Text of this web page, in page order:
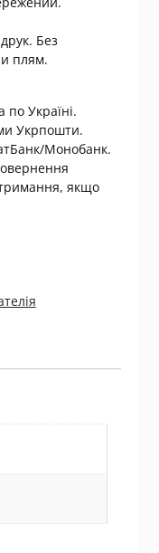
Без
плям.
Україні.
Укрпошти.
Монобанк.
якщо